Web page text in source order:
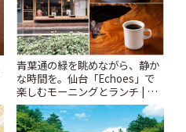
青葉通の緑を眺めながら、静か
な時間を。仙台「Echoes」で
楽しむモーニングとランチ | こ
とりっぷ